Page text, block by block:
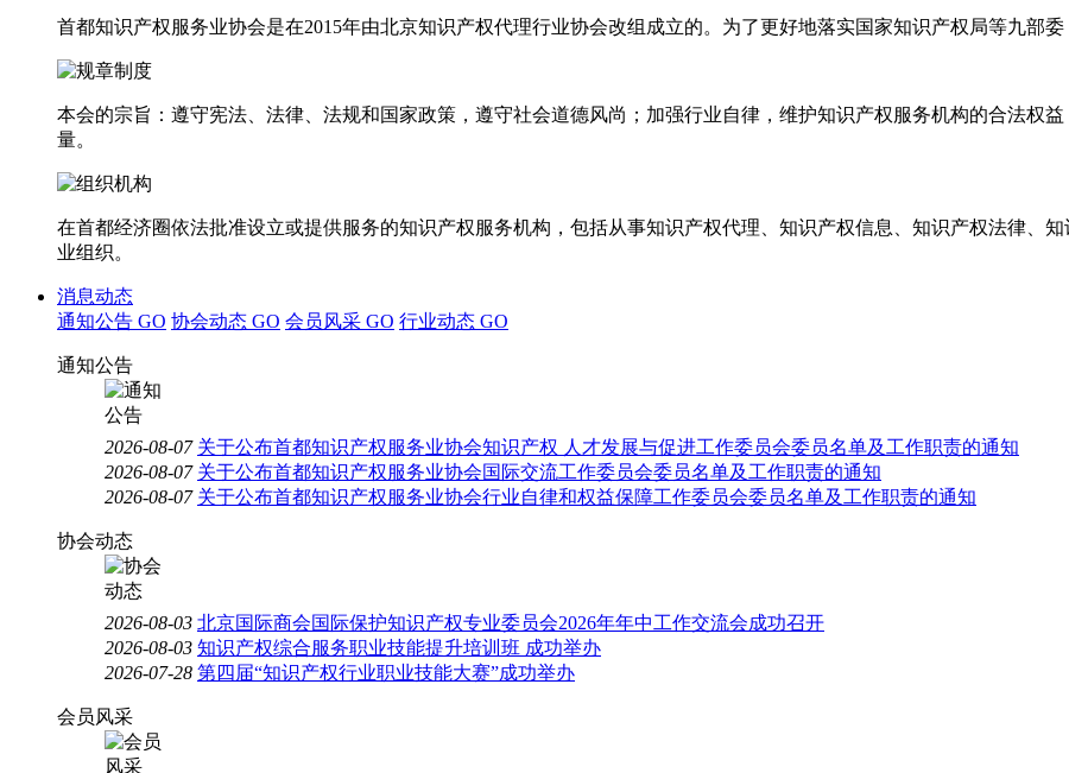
首都知识产权服务业协会是在2015年由北京知识产权代理行业协会改组成立的。为了更好地落实国家知识产权局等九
本会的宗旨：遵守宪法、法律、法规和国家政策，遵守社会道德风尚；加强行业自律，维护知识产权服务机构的合法权
量。
在首都经济圈依法批准设立或提供服务的知识产权服务机构，包括从事知识产权代理、知识产权信息、知识产权法律、
业组织。
消息动态
通知公告 GO 协会动态 GO 会员风采 GO 行业动态 GO
通知公告
2026-08-07 关于公布首都知识产权服务业协会知识产权 人才发展与促进工作委员会委员名单及工作职责的通知
2026-08-07 关于公布首都知识产权服务业协会国际交流工作委员会委员名单及工作职责的通知
2026-08-07 关于公布首都知识产权服务业协会行业自律和权益保障工作委员会委员名单及工作职责的通知
协会动态
2026-08-03 北京国际商会国际保护知识产权专业委员会2026年年中工作交流会成功召开
2026-08-03 知识产权综合服务职业技能提升培训班 成功举办
2026-07-28 第四届“知识产权行业职业技能大赛”成功举办
会员风采